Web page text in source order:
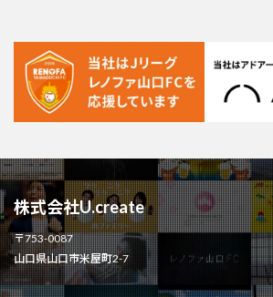
株式会社U.create
〒753-0087
山口県山口市米屋町2-7